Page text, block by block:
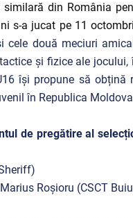
din România
s-a jucat pe 11
cele două meciuri
și fizice ale
își propune să obțină
în Republica
de pregătire al
Roșioru (CSCT